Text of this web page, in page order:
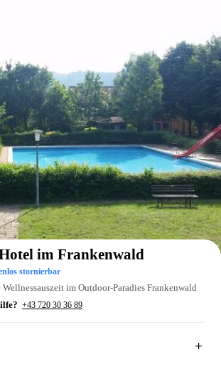
Auf der Karte anzeigen
im Frankenwald
stornierbar
im Outdoor-Paradies Frankenwald
+43 720 30 36 89